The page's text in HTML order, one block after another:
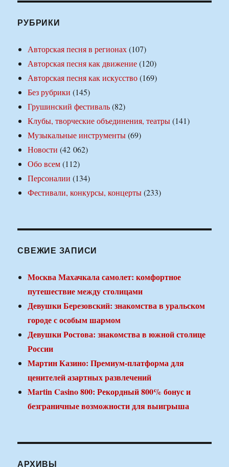
РУБРИКИ
Авторская песня в регионах(107)
Авторская песня как движение(120)
Авторская песня как искусство(169)
Без рубрики (145)
Грушинский фестиваль(82)
Клубы, творческие объединения, театры(141)
Музыкальные инструменты(69)
Новости (42 062)
Обо всем(112)
Персоналии (134)
Фестивали, конкурсы, концерты(233)
СВЕЖИЕ ЗАПИСИ
Москва Махачкала самолет: комфортное
путешествие между столицами
Девушки Березовский: знакомства в уральском
городе с особым шармом
Девушки Ростова: знакомства в южной столице
России
Мартин Казино: Премиум-платформа для
ценителей азартных развлечений
Martin Casino 800: Рекордный 800% бонус и
безграничные возможности для выигрыша
АРХИВЫ